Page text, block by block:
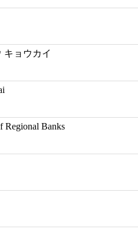
キョウカイ
Regional Banks